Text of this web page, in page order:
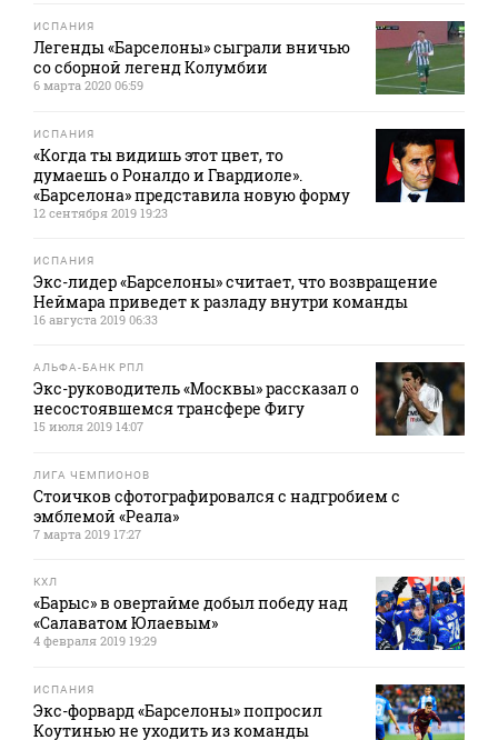
ИСПАНИЯ
Легенды «Барселоны» сыграли вничью
со сборной легенд Колумбии
6 марта 2020 06:59
ИСПАНИЯ
«Когда ты видишь этот цвет, то
думаешь о Роналдо и Гвардиоле».
«Барселона» представила новую форму
12 сентября 2019 19:23
ИСПАНИЯ
Экс-лидер «Барселоны» считает, что возвращение
Неймара приведет к разладу внутри команды
16 августа 2019 06:33
АЛЬФА-БАНК РПЛ
Экс-руководитель «Москвы» рассказал о
несостоявшемся трансфере Фигу
15 июля 2019 14:07
ЛИГА ЧЕМПИОНОВ
Стоичков сфотографировался с надгробием с
эмблемой «Реала»
7 марта 2019 17:27
КХЛ
«Барыс» в овертайме добыл победу над
«Салаватом Юлаевым»
4 февраля 2019 19:29
ИСПАНИЯ
Экс-форвард «Барселоны» попросил
Коутинью не уходить из команды